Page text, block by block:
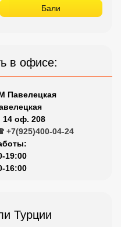
Бали
в офисе:
Павелецкая
14 оф. 208
+7(925)400-04-24
19:00
16:00
Турции